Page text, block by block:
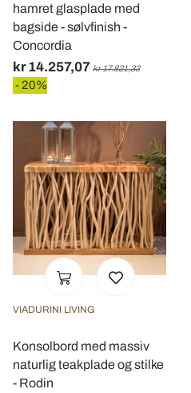
hamret glasplade med
bagside - sølvfinish -
Concordia
kr 14.257,07 kr 17.821,33
- 20%
VIADURINI LIVING
Konsolbord med massiv
naturlig teakplade og stilke
- Rodin